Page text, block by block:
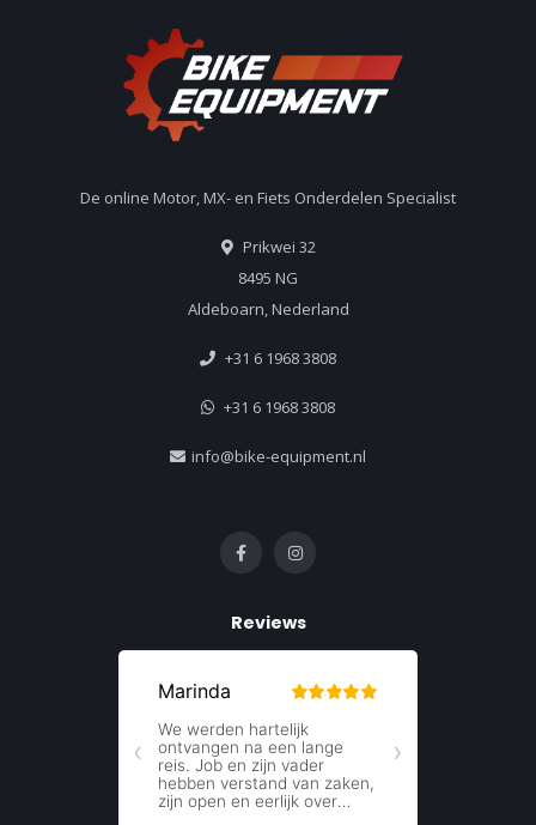
De online Motor, MX- en Fiets Onderdelen Specialist
Prikwei 32
8495 NG
Aldeboarn, Nederland
+31 6 1968 3808
+31 6 1968 3808
info@bike-equipment.nl
Reviews